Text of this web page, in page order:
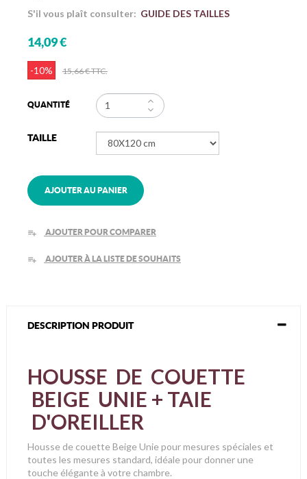
S'il vous plaît consulter: GUIDE DES TAILLES
14,09 €
-10% 15,66 €TTC.
QUANTITÉ
TAILLE
AJOUTER AU PANIER
playlist_add AJOUTER POUR COMPARER
playlist_add AJOUTER À LA LISTE DE SOUHAITS
DESCRIPTION PRODUIT
HOUSSE DE COUETTE
BEIGE UNIE + TAIE
D'OREILLER
Housse de couette Beige Unie pour mesures spéciales et
toutes les mesures standard, idéale pour donner une
touche élégante à votre chambre.